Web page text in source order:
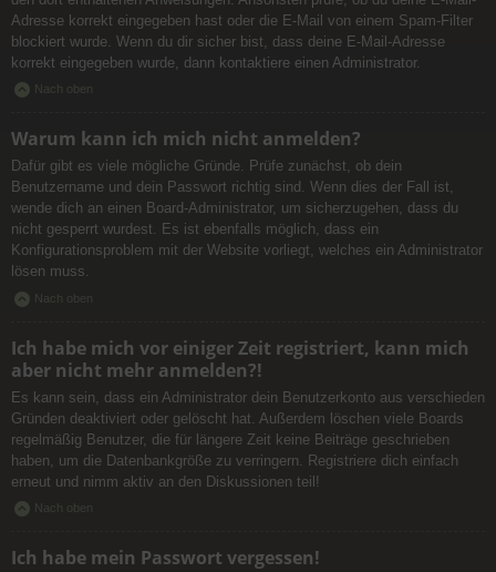
Adresse korrekt eingegeben hast oder die E-Mail von einem Spam-Filter
blockiert wurde. Wenn du dir sicher bist, dass deine E-Mail-Adresse
korrekt eingegeben wurde, dann kontaktiere einen Administrator.
Nach oben
Warum kann ich mich nicht anmelden?
Dafür gibt es viele mögliche Gründe. Prüfe zunächst, ob dein
Benutzername und dein Passwort richtig sind. Wenn dies der Fall ist,
wende dich an einen Board-Administrator, um sicherzugehen, dass du
nicht gesperrt wurdest. Es ist ebenfalls möglich, dass ein
Konfigurationsproblem mit der Website vorliegt, welches ein Administrator
lösen muss.
Nach oben
Ich habe mich vor einiger Zeit registriert, kann mich
aber nicht mehr anmelden?!
Es kann sein, dass ein Administrator dein Benutzerkonto aus verschieden
Gründen deaktiviert oder gelöscht hat. Außerdem löschen viele Boards
regelmäßig Benutzer, die für längere Zeit keine Beiträge geschrieben
haben, um die Datenbankgröße zu verringern. Registriere dich einfach
erneut und nimm aktiv an den Diskussionen teil!
Nach oben
Ich habe mein Passwort vergessen!